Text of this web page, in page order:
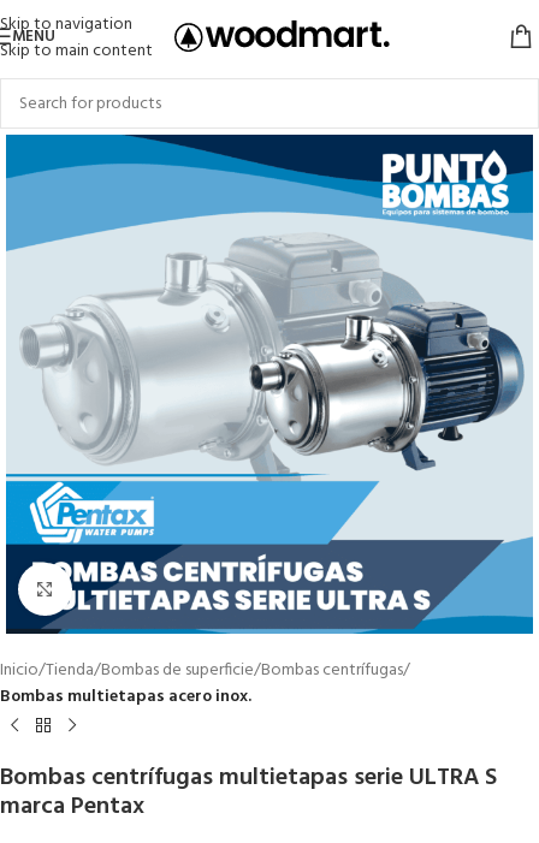
Skip to navigation
Skip to main content
MENU
Click to enlarge
Inicio Tienda Bombas de superficie Bombas centrífugas
Bombas multietapas acero inox.
Bombas centrífugas multietapas serie ULTRA S
marca Pentax